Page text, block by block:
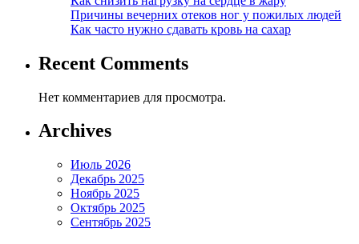
Причины вечерних отеков ног у пожилых людей
Как часто нужно сдавать кровь на сахар
Recent Comments
Нет комментариев для просмотра.
Archives
Июль 2026
Декабрь 2025
Ноябрь 2025
Октябрь 2025
Сентябрь 2025